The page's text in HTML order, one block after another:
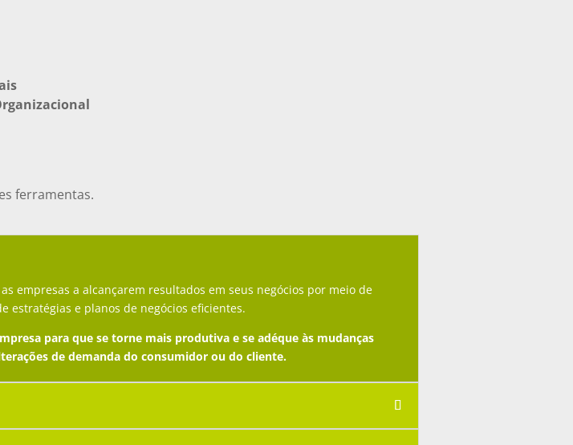
ferramentas.
empresas a alcançarem resultados em seus negócios por meio de
estratégias e planos de negócios eficientes.
para que se torne mais produtiva e se adéque às mudanças
de demanda do consumidor ou do cliente.